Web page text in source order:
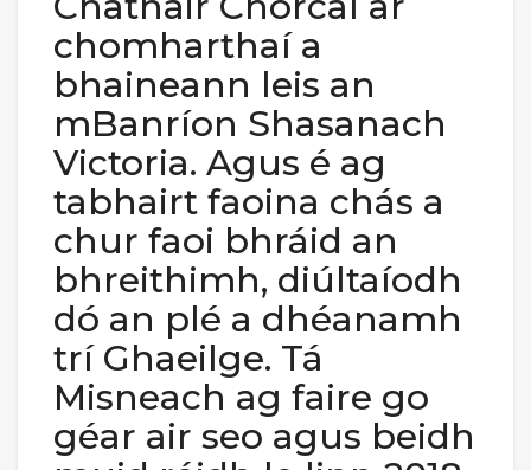
chomharthaí a
bhaineann leis an
mBanríon Shasanach
Victoria. Agus é ag
tabhairt faoina chás a
chur faoi bhráid an
bhreithimh, diúltaíodh
dó an plé a dhéanamh
trí Ghaeilge. Tá
Misneach ag faire go
géar air seo agus beidh